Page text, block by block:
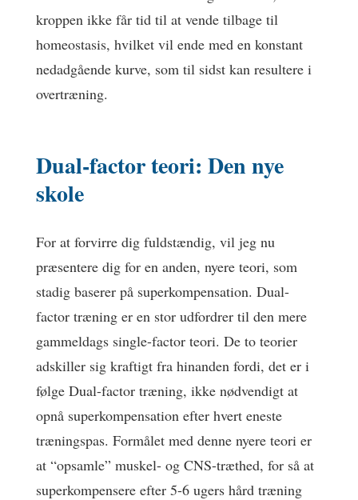
kroppen ikke får tid til at vende tilbage til
homeostasis, hvilket vil ende med en konstant
nedadgående kurve, som til sidst kan resultere i
overtræning.
Dual-factor teori: Den nye
skole
For at forvirre dig fuldstændig, vil jeg nu
præsentere dig for en anden, nyere teori, som
stadig baserer på superkompensation. Dual-
factor træning er en stor udfordrer til den mere
gammeldags single-factor teori. De to teorier
adskiller sig kraftigt fra hinanden fordi, det er i
følge Dual-factor træning, ikke nødvendigt at
opnå superkompensation efter hvert eneste
træningspas. Formålet med denne nyere teori er
at “opsamle” muskel- og CNS-træthed, for så at
superkompensere efter 5-6 ugers hård træning